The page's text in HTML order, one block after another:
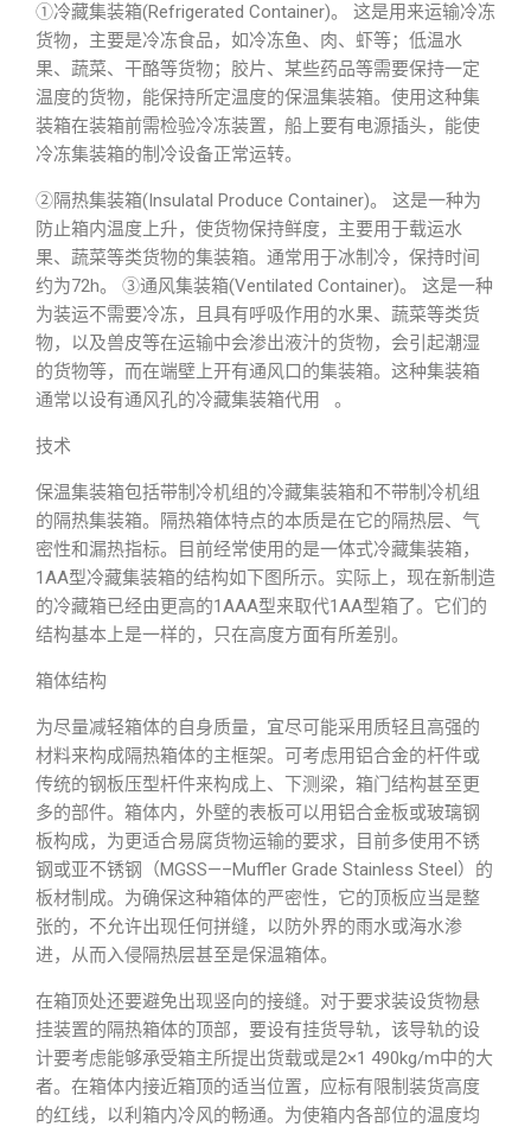
①冷藏集装箱(Refrigerated Container)。 这是用来运输冷冻
货物，主要是冷冻食品，如冷冻鱼、肉、虾等；低温水
果、蔬菜、干酪等货物；胶片、某些药品等需要保持一定
温度的货物，能保持所定温度的保温集装箱。使用这种集
装箱在装箱前需检验冷冻装置，船上要有电源插头，能使
冷冻集装箱的制冷设备正常运转。
②隔热集装箱(Insulatal Produce Container)。 这是一种为
防止箱内温度上升，使货物保持鲜度，主要用于载运水
果、蔬菜等类货物的集装箱。通常用于冰制冷，保持时间
约为72h。 ③通风集装箱(Ventilated Container)。 这是一种
为装运不需要冷冻，且具有呼吸作用的水果、蔬菜等类货
物，以及兽皮等在运输中会渗出液汁的货物，会引起潮湿
的货物等，而在端壁上开有通风口的集装箱。这种集装箱
通常以设有通风孔的冷藏集装箱代用 。
技术
保温集装箱包括带制冷机组的冷藏集装箱和不带制冷机组
的隔热集装箱。隔热箱体特点的本质是在它的隔热层、气
密性和漏热指标。目前经常使用的是一体式冷藏集装箱，
1AA型冷藏集装箱的结构如下图所示。实际上，现在新制造
的冷藏箱已经由更高的1AAA型来取代1AA型箱了。它们的
结构基本上是一样的，只在高度方面有所差别。
箱体结构
为尽量减轻箱体的自身质量，宜尽可能采用质轻且高强的
材料来构成隔热箱体的主框架。可考虑用铝合金的杆件或
传统的钢板压型杆件来构成上、下测梁，箱门结构甚至更
多的部件。箱体内，外壁的表板可以用铝合金板或玻璃钢
板构成，为更适合易腐货物运输的要求，目前多使用不锈
钢或亚不锈钢（MGSS—–Muffler Grade Stainless Steel）的
板材制成。为确保这种箱体的严密性，它的顶板应当是整
张的，不允许出现任何拼缝，以防外界的雨水或海水渗
进，从而入侵隔热层甚至是保温箱体。
在箱顶处还要避免出现竖向的接缝。对于要求装设货物悬
挂装置的隔热箱体的顶部，要设有挂货导轨，该导轨的设
计要考虑能够承受箱主所提出货载或是2×1 490kg/m中的大
者。在箱体内接近箱顶的适当位置，应标有限制装货高度
的红线，以利箱内冷风的畅通。为使箱内各部位的温度均